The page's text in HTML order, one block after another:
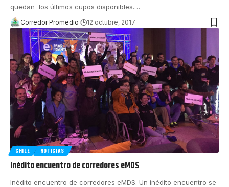
quedan los últimos cupos disponibles.…
Corredor Promedio 12 octubre, 2017
CHILE NOTICIAS
Inédito encuentro de corredores eMDS
Inédito encuentro de corredores eMDS. Un inédito encuentro se